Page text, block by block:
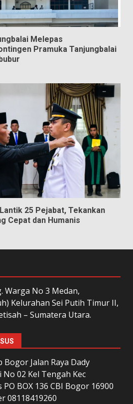
Melepas
Pramuka Tanjungbalai
25 Pejabat, Tekankan
Cepat dan Humanis
Warga No 3 Medan,
Kelurahan Sei Putih Timur II,
– Sumatera Utara.
Jalan Raya Dady
No 02 Kel Tengah Kec
BOX 136 CBI Bogor 16900
08118419260